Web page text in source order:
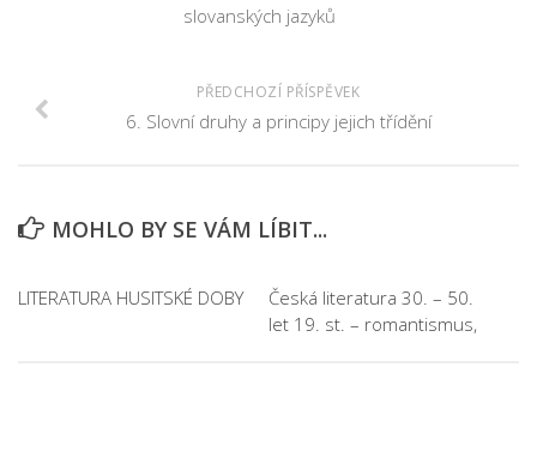
slovanských jazyků
PŘEDCHOZÍ PŘÍSPĚVEK
6. Slovní druhy a principy jejich třídění
MOHLO BY SE VÁM LÍBIT...
LITERATURA HUSITSKÉ DOBY
Česká literatura 30. – 50.
let 19. st. – romantismus,